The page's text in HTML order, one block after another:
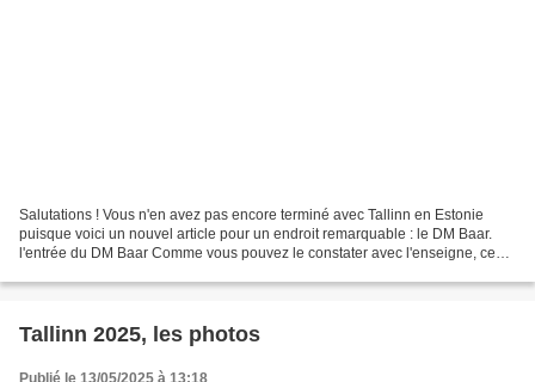
Salutations ! Vous n'en avez pas encore terminé avec Tallinn en Estonie
puisque voici un nouvel article pour un endroit remarquable : le DM Baar.
l'entrée du DM Baar Comme vous pouvez le constater avec l'enseigne, ce
Tallinn 2025, les photos
Publié le 13/05/2025 à 13:18